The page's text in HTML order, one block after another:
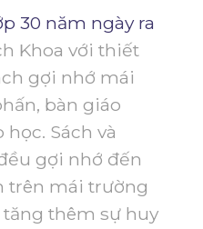
30 năm ngày ra
Khoa với thiết
gợi nhớ mái
bàn giáo
Sách và
gợi nhớ đến
trên mái trường
thêm sự huy